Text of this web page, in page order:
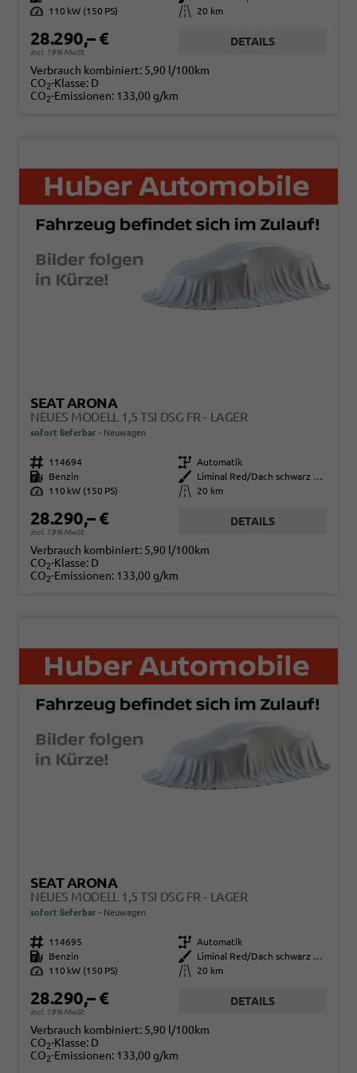
Leistung
110 kW (150 PS) Kilometerstand 20 km
28.290,– €
incl. 19% MwSt.
DETAILS
Verbrauch kombiniert: 5,90 l/100km
CO2-Klasse: D
CO2-Emissionen: 133,00 g/km
SEAT ARONA
NEUES MODELL 1,5 TSI DSG FR - LAGER
sofort lieferbar Neuwagen
Fahrzeugnr. 114694 Getriebe Automatik
Kraftstoff
Benzin Außenfarbe
Liminal Red/Dach schwarz Metallic (S60E)
Leistung
110 kW (150 PS) Kilometerstand 20 km
28.290,– €
incl. 19% MwSt.
DETAILS
Verbrauch kombiniert: 5,90 l/100km
CO2-Klasse: D
CO2-Emissionen: 133,00 g/km
SEAT ARONA
NEUES MODELL 1,5 TSI DSG FR - LAGER
sofort lieferbar Neuwagen
Fahrzeugnr. 114695 Getriebe Automatik
Kraftstoff
Benzin Außenfarbe
Liminal Red/Dach schwarz Metallic (S60E)
Leistung
110 kW (150 PS) Kilometerstand 20 km
28.290,– €
incl. 19% MwSt.
DETAILS
Verbrauch kombiniert: 5,90 l/100km
CO2-Klasse: D
CO2-Emissionen: 133,00 g/km